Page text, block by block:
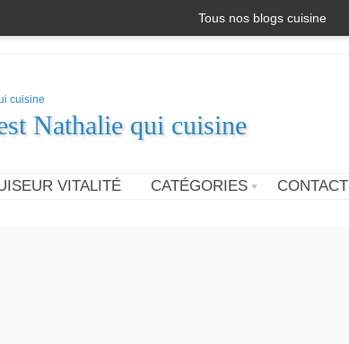
Tous nos blogs cuisine
Nathalie qui cuisine
VITALITÉ CATÉGORIES CONTACT